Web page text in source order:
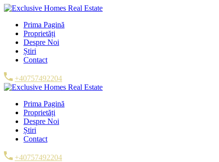
Prima Pagină
Proprietăți
Despre Noi
Știri
Contact
+40757492204
Prima Pagină
Proprietăți
Despre Noi
Știri
Contact
+40757492204